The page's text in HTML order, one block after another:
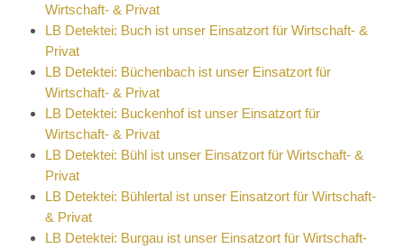
Wirtschaft- & Privat
LB Detektei: Buch ist unser Einsatzort für Wirtschaft- &
Privat
LB Detektei: Büchenbach ist unser Einsatzort für
Wirtschaft- & Privat
LB Detektei: Buckenhof ist unser Einsatzort für
Wirtschaft- & Privat
LB Detektei: Bühl ist unser Einsatzort für Wirtschaft- &
Privat
LB Detektei: Bühlertal ist unser Einsatzort für Wirtschaft-
& Privat
LB Detektei: Burgau ist unser Einsatzort für Wirtschaft-